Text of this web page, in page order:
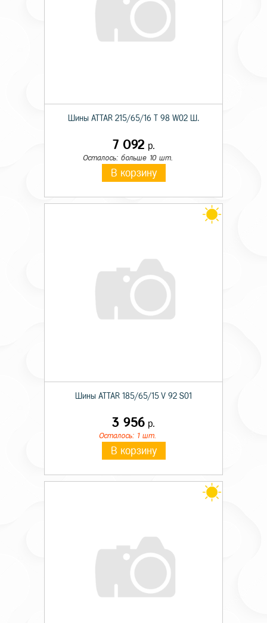
Шины ATTAR 215/65/16 T 98 W02 Ш.
7 092 р.
Осталось: больше 10 шт.
В корзину
Шины ATTAR 185/65/15 V 92 S01
3 956 р.
Осталось: 1 шт.
В корзину